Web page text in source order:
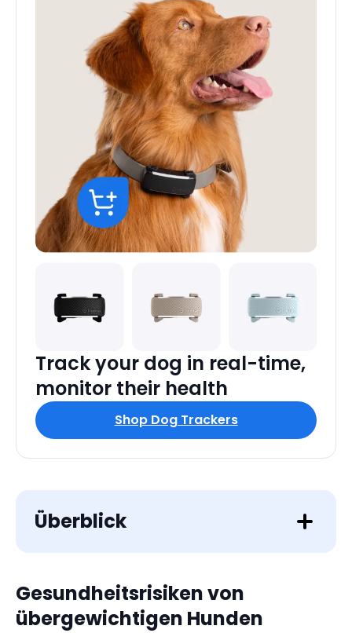
Track your dog in real-time,
monitor their health
Shop Dog Trackers
Überblick
Gesundheitsrisiken von
übergewichtigen Hunden